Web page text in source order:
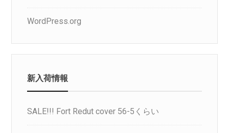
WordPress.org
新入荷情報
SALE!!! Fort Redut cover 56-5くらい